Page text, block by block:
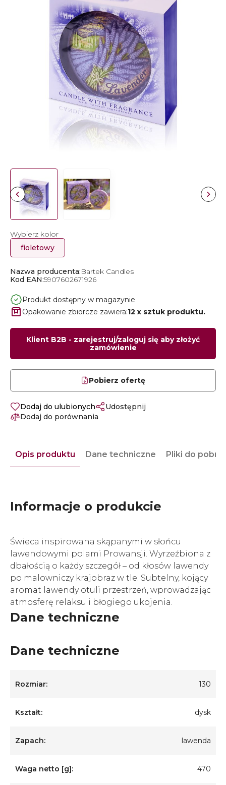
Wybierz kolor
fioletowy
Nazwa producenta:Bartek Candles
Kod EAN:5907602671926
Produkt dostępny w magazynie
Opakowanie zbiorcze zawiera:12 x sztuk produktu.
Klient B2B - zarejestruj/zaloguj się aby złożyć
zamówienie
Pobierz ofertę
Dodaj do ulubionych
Udostępnij
Dodaj do porównania
Opis produktu Dane techniczne Pliki do
Informacje o produkcie
Świeca inspirowana skąpanymi w słońcu
lawendowymi polami Prowansji. Wyrzeźbiona z
dbałością o każdy szczegół – od kłosów lawendy
po malowniczy krajobraz w tle. Subtelny, kojący
aromat lawendy otuli przestrzeń, wprowadzając
atmosferę relaksu i błogiego ukojenia.
Dane techniczne
Dane techniczne
Rozmiar: 130
Kształt: dysk
Zapach: lawenda
Waga netto [g]: 470